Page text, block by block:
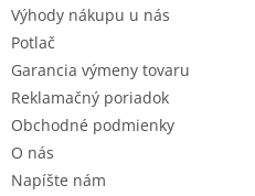
Výhody nákupu u nás
Potlač
Garancia výmeny tovaru
Reklamačný poriadok
Obchodné podmienky
O nás
Napíšte nám